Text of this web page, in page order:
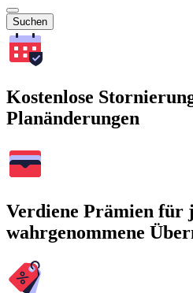
Suchen
Kostenlose
Planänderungen
Verdiene Prämien für
wahrgenommene